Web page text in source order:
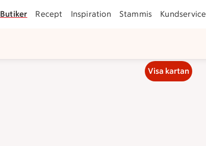
Butiker Recept Inspiration Stammis Kundservice
Visa kartan